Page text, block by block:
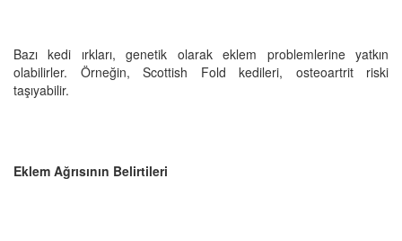
Bazı kedi ırkları, genetik olarak eklem problemlerine yatkın
olabilirler. Örneğin, Scottish Fold kedileri, osteoartrit riski
taşıyabilir.
Eklem Ağrısının Belirtileri